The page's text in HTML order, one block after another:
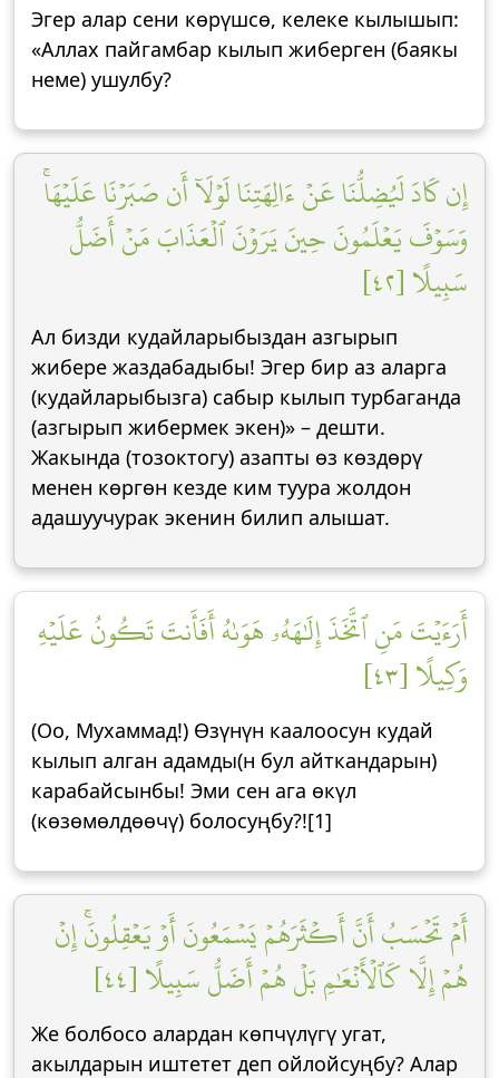
Эгер алар сени көрүшсө, келеке кылышып:
«Аллах пайгамбар кылып жиберген (баякы
неме) ушулбу?
إِن كَادَ لَيُضِلُّنَا عَنۡ ءَالِهَتِنَا لَوۡلَآ أَن صَبَرۡنَا عَلَيۡهَاۚ
وَسَوۡفَ يَعۡلَمُونَ حِينَ يَرَوۡنَ ٱلۡعَذَابَ مَنۡ أَضَلُّ
سَبِيلًا [٤٢]
Ал бизди кудайларыбыздан азгырып
жибере жаздабадыбы! Эгер бир аз аларга
(кудайларыбызга) сабыр кылып турбаганда
(азгырып жибермек экен)» – дешти.
Жакында (тозоктогу) азапты өз көздөрү
менен көргөн кезде ким туура жолдон
адашуучурак экенин билип алышат.
أَرَءَيۡتَ مَنِ ٱتَّخَذَ إِلَٰهَهُۥ هَوَىٰهُ أَفَأَنتَ تَكُونُ عَلَيۡهِ
وَكِيلًا [٤٣]
(Оо, Мухаммад!) Өзүнүн каалоосун кудай
кылып алган адамды(н бул айткандарын)
карабайсынбы! Эми сен ага өкүл
(көзөмөлдөөчү) болосуңбу?![1]
أَمۡ تَحۡسَبُ أَنَّ أَكۡثَرَهُمۡ يَسۡمَعُونَ أَوۡ يَعۡقِلُونَۚ إِنۡ
هُمۡ إِلَّا كَٱلۡأَنۡعَٰمِ بَلۡ هُمۡ أَضَلُّ سَبِيلًا [٤٤]
Же болбосо алардан көпчүлүгү угат,
акылдарын иштетет деп ойлойсуңбу? Алар